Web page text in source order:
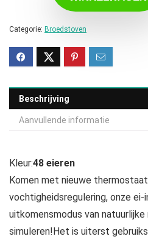
Categorie: Broedstoven
Beschrijving
Aanvullende informatie
Kleur:48 eieren
Komen met nieuwe
vochtigheidsregulering, onze ei-
uitkomensmodus van
simuleren!Het is uiterst